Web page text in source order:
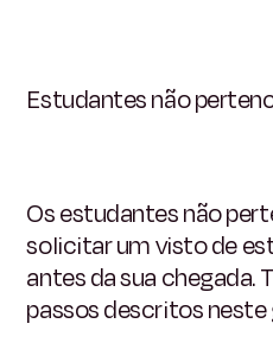
Estudantes não
Os estudantes não
solicitar um visto de
antes da sua chegada.
passos descritos neste